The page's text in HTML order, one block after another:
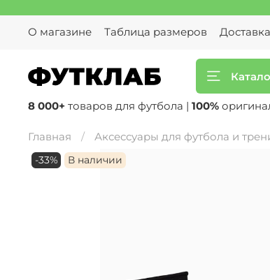
О магазине
Таблица размеров Доставка
8 000+ товаров для футбола | 100%
Главная Аксессуары для футбола и
-33% В наличии